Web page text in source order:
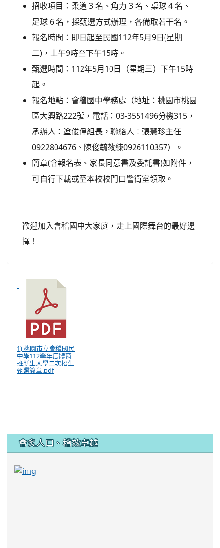
招收項目：柔道 3 名、角力 3 名、桌球 4 名、
足球 6 名，採甄選方式辦理，各備取若干名。
報名時間：即日起至民國112年5月9日(星期
二)，上午9時至下午15時。
甄選時間：112年5月10日（星期三）下午15時
起。
報名地點：會稽國中學務處（地址：桃園市桃園
區大興路222號，電話：03-3551496分機315，
承辦人：塗俊偉組長，聯絡人：張慧珍主任
0922804676、陳俊毓教練0926110357）。
簡章(含報名表、家長同意書及委託書)如附件，
可自行下載或至本校校門口警衛室領取。
歡迎加入會稽國中大家庭，走上國際舞台的最好選
擇！
1) 桃園市立會稽國民
中學112學年度體育
班新生入學二次招生
甄選簡章.pdf
會炙人口、稽效卓越